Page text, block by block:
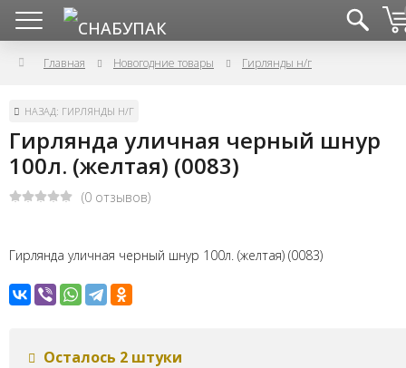
Главная Новогодние товары Гирлянды н/г
НАЗАД: ГИРЛЯНДЫ Н/Г
Гирлянда уличная черный шнур
100л. (желтая) (0083)
(0 отзывов)
Гирлянда уличная черный шнур 100л. (желтая) (0083)
Осталось 2 штуки